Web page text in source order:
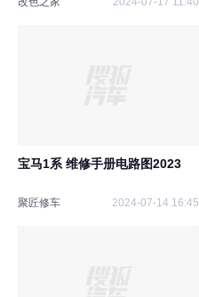
宝马1系 维修手册电路图2023
聚匠修车 2024-07-14 16:45